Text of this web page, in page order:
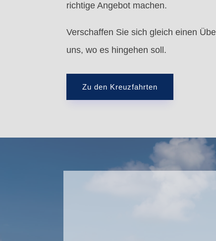
richtige Angebot machen.
Verschaffen Sie sich gleich einen
uns, wo es hingehen soll.
Zu den Kreuzfahrten